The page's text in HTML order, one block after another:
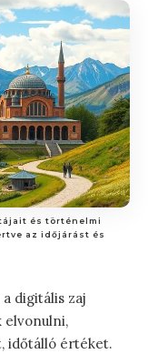
és történelmi
az időjárást és
digitális zaj
elvonulni,
időtálló értéket.